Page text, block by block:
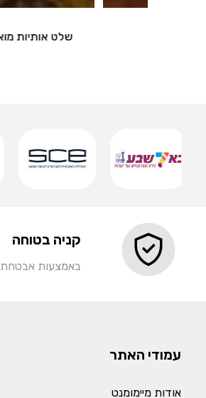
שלט אותיות מואר
קניה בטוחה
באמצעות אבטחת SSL
עמודי האתר
אודות מיימומנט